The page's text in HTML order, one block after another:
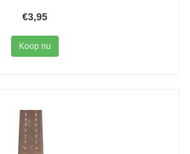
€3,95
Koop nu